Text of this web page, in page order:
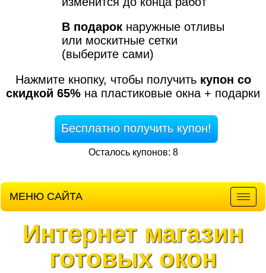
В подарок наружные отливы
или москитные сетки
(выберите сами)
Нажмите кнопку, чтобы получить купон со
скидкой 65% на пластиковые окна + подарки
Бесплатно получить купон!
Осталось купонов: 8
МЕНЮ САЙТА
Интернет магазин
готовых окон